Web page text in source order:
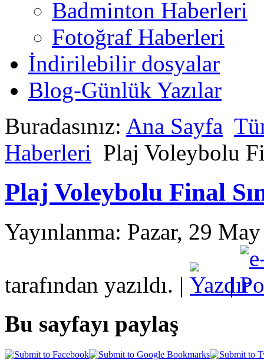
Badminton Haberleri
Fotoğraf Haberleri
İndirilebilir dosyalar
Blog-Günlük Yazılar
Buradasınız: Ana Sayfa
Haberleri Plaj Voleybolu
Plaj Voleybolu Final
Yayınlanma: Pazar, 29
tarafından yazıldı. |
|
Bu sayfayı paylaş